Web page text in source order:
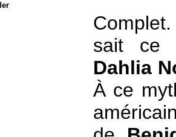
sait ce
Dahlia
À ce